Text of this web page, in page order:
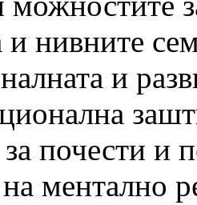
и нивните
и
почести и
на ментално